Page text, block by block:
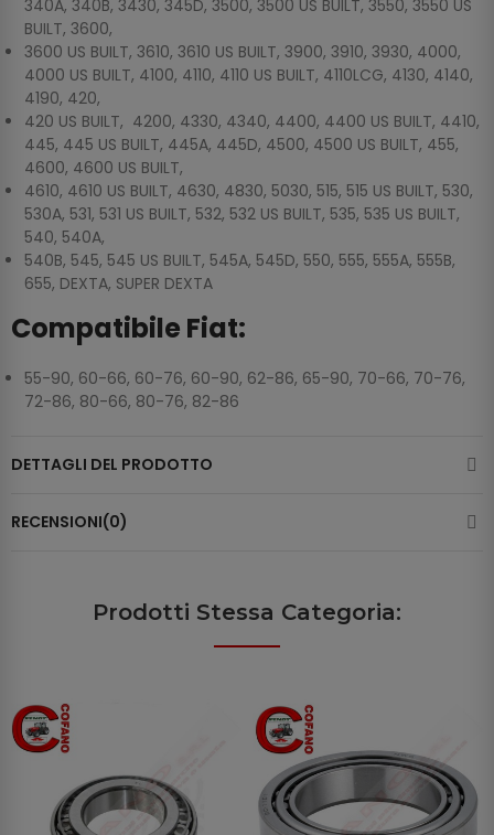
340A, 340B, 3430, 345D, 3500, 3500 US BUILT, 3550, 3550 US
BUILT, 3600,
3600 US BUILT, 3610, 3610 US BUILT, 3900, 3910, 3930, 4000,
4000 US BUILT, 4100, 4110, 4110 US BUILT, 4110LCG, 4130, 4140,
4190, 420,
420 US BUILT, 4200, 4330, 4340, 4400, 4400 US BUILT, 4410,
445, 445 US BUILT, 445A, 445D, 4500, 4500 US BUILT, 455,
4600, 4600 US BUILT,
4610, 4610 US BUILT, 4630, 4830, 5030, 515, 515 US BUILT, 530,
530A, 531, 531 US BUILT, 532, 532 US BUILT, 535, 535 US BUILT,
540, 540A,
540B, 545, 545 US BUILT, 545A, 545D, 550, 555, 555A, 555B,
655, DEXTA, SUPER DEXTA
Compatibile Fiat:
55-90, 60-66, 60-76, 60-90, 62-86, 65-90, 70-66, 70-76,
72-86, 80-66, 80-76, 82-86
DETTAGLI DEL PRODOTTO
RECENSIONI(0)
Prodotti Stessa Categoria: